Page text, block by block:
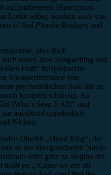
aufgearbeiteten Hintergrund-
Lorde selber, sondern auch von
of-Sad Phoebe Bridgers und
aber doch
daher, dass Songwriting und
Fruit“ beispielsweise
Vocalperformance von
psychedelischen Solo hin zu
komplett schlüssig. An
(Who’s Seen It All)“ und
ausufernd-ungelenkige
Nicken.
Überhit „Mood Ring“, der
an der übergeordneten Natur-
leitet ganz zu Beginn der
heißt es: „‘Cause we are all